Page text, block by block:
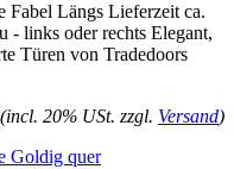
Fabel Längs Lieferzeit ca.
- links oder rechts Elegant,
Türen von Tradedoors
(incl. 20% USt. zzgl. Versand)
Goldig quer